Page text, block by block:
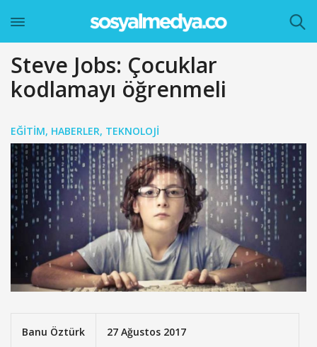
Steve Jobs: Çocuklar
kodlamayı öğrenmeli
EĞITIM, HABERLER, TEKNOLOJI
Banu Öztürk 27 Ağustos 2017